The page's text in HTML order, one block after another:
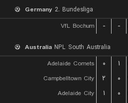
Germany 2. Bundesliga
VfL Bochum
- -
Australia NPL South Australia
Adelaide Comets
۰ ۱
Campbelltown City
۲ ۰
Adelaide City
۱ ۰